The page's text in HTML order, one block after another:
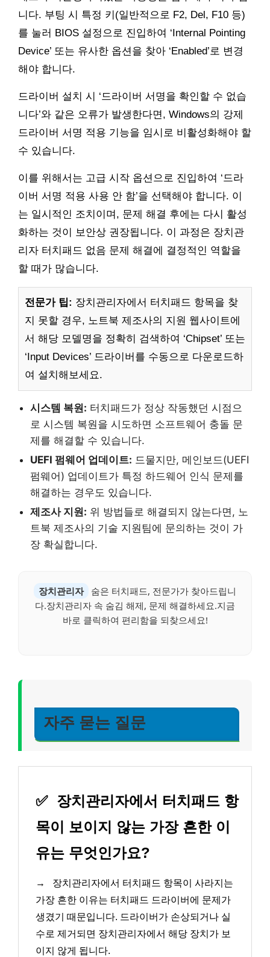
니다. 부팅 시 특정 키(일반적으로 F2, Del, F10 등)
를 눌러 BIOS 설정으로 진입하여 ‘Internal Pointing
Device’ 또는 유사한 옵션을 찾아 ‘Enabled’로 변경
해야 합니다.
드라이버 설치 시 ‘드라이버 서명을 확인할 수 없습
니다’와 같은 오류가 발생한다면, Windows의 강제
드라이버 서명 적용 기능을 임시로 비활성화해야 할
수 있습니다.
이를 위해서는 고급 시작 옵션으로 진입하여 ‘드라
이버 서명 적용 사용 안 함’을 선택해야 합니다. 이
는 일시적인 조치이며, 문제 해결 후에는 다시 활성
화하는 것이 보안상 권장됩니다. 이 과정은 장치관
리자 터치패드 없음 문제 해결에 결정적인 역할을
할 때가 많습니다.
전문가 팁: 장치관리자에서 터치패드 항목을 찾
지 못할 경우, 노트북 제조사의 지원 웹사이트에
서 해당 모델명을 정확히 검색하여 ‘Chipset’ 또는
‘Input Devices’ 드라이버를 수동으로 다운로드하
여 설치해보세요.
시스템 복원: 터치패드가 정상 작동했던 시점으
로 시스템 복원을 시도하면 소프트웨어 충돌 문
제를 해결할 수 있습니다.
UEFI 펌웨어 업데이트: 드물지만, 메인보드(UEFI
펌웨어) 업데이트가 특정 하드웨어 인식 문제를
해결하는 경우도 있습니다.
제조사 지원: 위 방법들로 해결되지 않는다면, 노
트북 제조사의 기술 지원팀에 문의하는 것이 가
장 확실합니다.
장치관리자
숨은 터치패드, 전문가가 찾아드립니
다.장치관리자 속 숨김 해제, 문제 해결하세요.지금
바로 클릭하여 편리함을 되찾으세요!
자주 묻는 질문
✅ 장치관리자에서 터치패드 항
목이 보이지 않는 가장 흔한 이
유는 무엇인가요?
→
장치관리자에서 터치패드 항목이 사라지는
가장 흔한 이유는 터치패드 드라이버에 문제가
생겼기 때문입니다. 드라이버가 손상되거나 실
수로 제거되면 장치관리자에서 해당 장치가 보
이지 않게 됩니다.